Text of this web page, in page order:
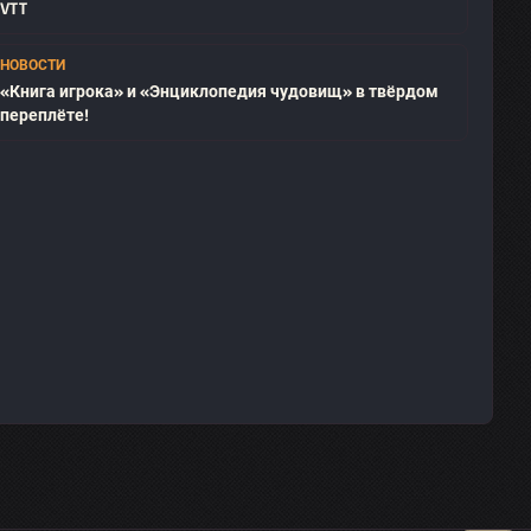
VTT
НОВОСТИ
«Книга игрока» и «Энциклопедия чудовищ» в твёрдом
переплёте!